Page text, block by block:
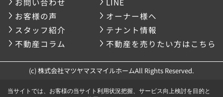
お客様の声
オーナー様へ
スタッフ紹介
テナント情報
不動産コラム
不動産を売りたい方はこちら
(c) 株式会社マツヤマスマイルホームAll Rights Reserved.
当サイトでは、お客様の当サイト利用状況把握、サービス向上検討を目的と